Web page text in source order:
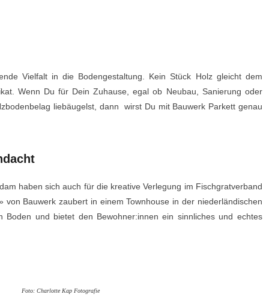
Vielfalt in die Bodengestaltung. Kein Stück Holz gleicht dem
Wenn Du für Dein Zuhause, egal ob Neubau, Sanierung oder
liebäugelst, dann wirst Du mit Bauwerk Parkett genau
haben sich auch für die kreative Verlegung im Fischgratverband
Bauwerk zaubert in einem Townhouse in der niederländischen
Boden und bietet den Bewohner:innen ein sinnliches und echtes
Foto: Charlotte Kap Fotografie